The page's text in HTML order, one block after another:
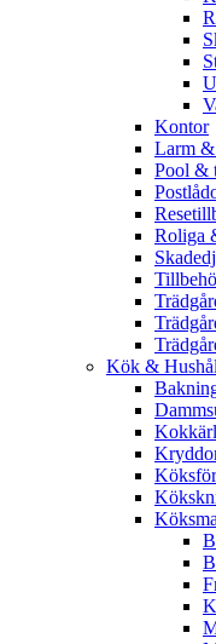
Kontor
Larm &
Pool &
Roliga
Kök &